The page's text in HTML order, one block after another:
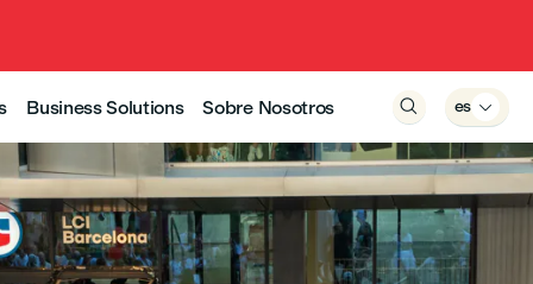
Business Solutions Sobre Nosotros  es 